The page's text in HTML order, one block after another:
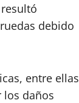
debido
entre ellas
los daños